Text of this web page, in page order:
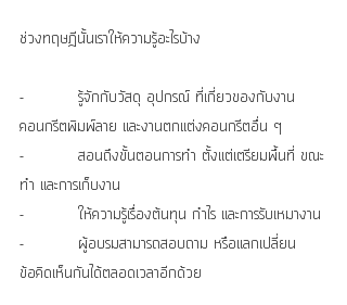
ช่วงทฤษฎีนั้นเราให้ความรู้อะไรบ้าง
-          รู้จักกับวัสดุ อุปกรณ์ ที่เกี่ยวของกับงาน
คอนกรีตพิมพ์ลาย และงานตกแต่งคอนกรีตอื่น ๆ
-          สอนถึงขั้นตอนการทำ ตั้งแต่เตรียมพื้นที่ ขณะ
ทำ และการเก็บงาน
-          ให้ความรู้เรื่องต้นทุน กำไร และการรับเหมางาน
-          ผู้อบรมสามารถสอบถาม หรือแลกเปลี่ยน
ข้อคิดเห็นกันได้ตลอดเวลาอีกด้วย